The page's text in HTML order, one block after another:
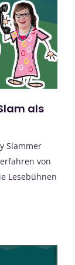
als
Slammer
von
Lesebühnen